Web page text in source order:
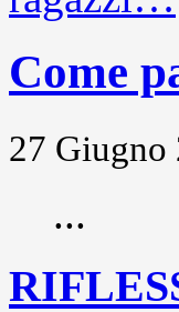
Come
27 Giugno
...